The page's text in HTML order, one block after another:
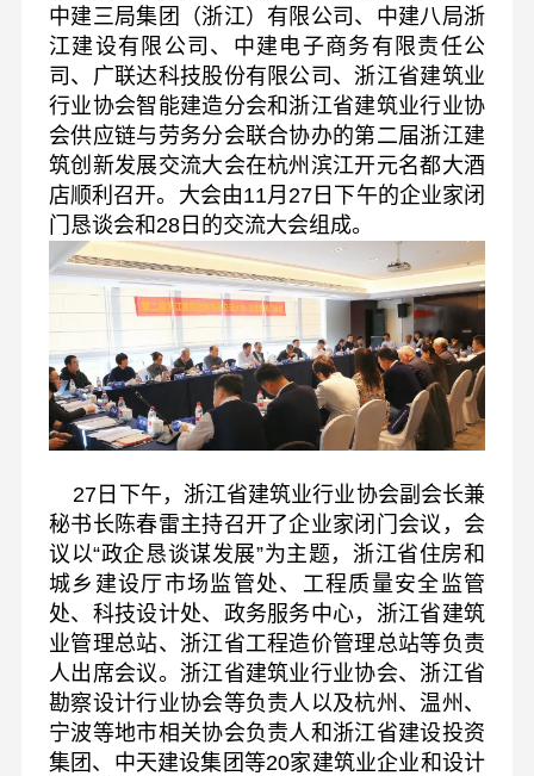
中建三局集团（浙江）有限公司、中建八局浙
江建设有限公司、中建电子商务有限责任公
司、广联达科技股份有限公司、浙江省建筑业
行业协会智能建造分会和浙江省建筑业行业协
会供应链与劳务分会联合协办的第二届浙江建
筑创新发展交流大会在杭州滨江开元名都大酒
店顺利召开。大会由11月27日下午的企业家闭
门恳谈会和28日的交流大会组成。
27日下午，浙江省建筑业行业协会副会长兼
秘书长陈春雷主持召开了企业家闭门会议，会
议以“政企恳谈谋发展”为主题，浙江省住房和
城乡建设厅市场监管处、工程质量安全监管
处、科技设计处、政务服务中心，浙江省建筑
业管理总站、浙江省工程造价管理总站等负责
人出席会议。浙江省建筑业行业协会、浙江省
勘察设计行业协会等负责人以及杭州、温州、
宁波等地市相关协会负责人和浙江省建设投资
集团、中天建设集团等20家建筑业企业和设计